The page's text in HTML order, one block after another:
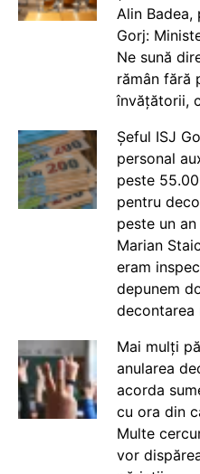
Alin Badea,
Gorj:
Ne sună
rămân fără
învățătorii,
Șeful ISJ
personal
peste
pentru
peste un
Marian
eram
depunem
decontarea
Mai mulți
anularea
acorda
cu ora din
Multe
vor